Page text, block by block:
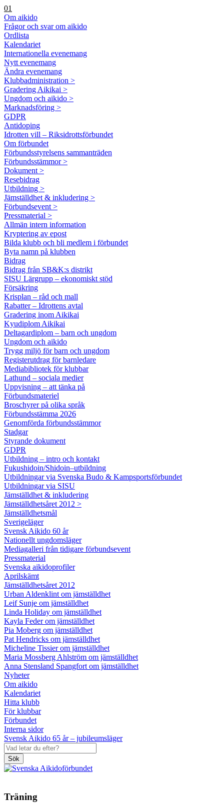
01
Om aikido
Frågor och svar om aikido
Ordlista
Kalendariet
Internationella evenemang
Nytt evenemang
Ändra evenemang
Klubbadministration >
Gradering Aikikai >
Ungdom och aikido >
Marknadsföring >
GDPR
Antidoping
Idrotten vill – Riksidrottsförbundet
Om förbundet
Förbundsstyrelsens sammanträden
Förbundsstämmor >
Dokument >
Resebidrag
Utbildning >
Jämställdhet & inkludering >
Förbundsevent >
Pressmaterial >
Allmän intern information
Kryptering av epost
Bilda klubb och bli medlem i förbundet
Byta namn på klubben
Bidrag
Bidrag från SB&K:s distrikt
SISU Lärgrupp – ekonomiskt stöd
Försäkring
Krisplan – råd och mall
Rabatter – Idrottens avtal
Gradering inom Aikikai
Kyudiplom Aikikai
Deltagardiplom – barn och ungdom
Ungdom och aikido
Trygg miljö för barn och ungdom
Registerutdrag för barnledare
Mediabibliotek för klubbar
Lathund – sociala medier
Uppvisning – att tänka på
Förbundsmateriel
Broschyrer på olika språk
Förbundsstämma 2026
Genomförda förbundsstämmor
Stadgar
Styrande dokument
GDPR
Utbildning – intro och kontakt
Fukushidoin/Shidoin–utbildning
Utbildningar via Svenska Budo & Kampsportsförbundet
Utbildningar via SISU
Jämställdhet & inkludering
Jämställdhetsåret 2012 >
Jämställdhetsmål
Sverigeläger
Svensk Aikido 60 år
Nationellt ungdomsläger
Mediagalleri från tidigare förbundsevent
Pressmaterial
Svenska aikidoprofiler
Aprilskämt
Jämställdhetsåret 2012
Urban Aldenklint om jämställdhet
Leif Sunje om jämställdhet
Linda Holiday om jämställdhet
Kayla Feder om jämställdhet
Pia Moberg om jämställdhet
Pat Hendricks om jämställdhet
Micheline Tissier om jämställdhet
Maria Mossberg Ahlström om jämställdhet
Anna Stensland Spangfort om jämställdhet
Nyheter
Om aikido
Kalendariet
Hitta klubb
För klubbar
Förbundet
Interna sidor
Svensk Aikido 65 år – jubileumsläger
Sök
Träning